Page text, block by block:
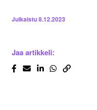
Julkaistu8.12.2023
Jaa artikkeli: